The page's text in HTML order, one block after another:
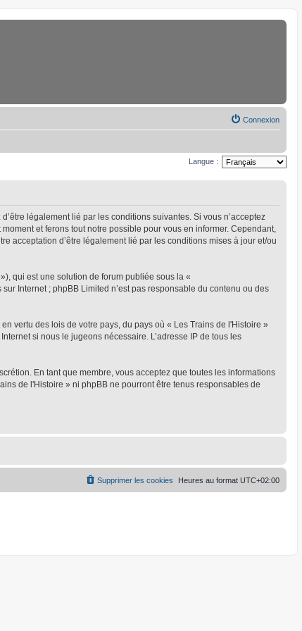
Connexion
Langue :
légalement lié par les conditions suivantes. Si vous n’acceptez
et ferons tout notre possible pour vous en informer. Cependant,
acceptation d’être légalement lié par les conditions mises à jour et/ou
qui est une solution de forum publiée sous la «
Internet ; phpBB Limited n’est pas responsable du contenu ou des
vertu des lois de votre pays, du pays où « Les Trains de l'Histoire »
si nous le jugeons nécessaire. L’adresse IP de tous les
En tant que membre, vous acceptez que toutes les informations
de l'Histoire » ni phpBB ne pourront être tenus responsables de
Heures au format UTC+02:00
Supprimer les cookies